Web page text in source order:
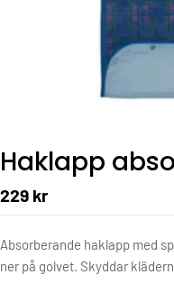
Haklapp
229 kr
Absorberande haklapp med
ner på golvet. Skyddar